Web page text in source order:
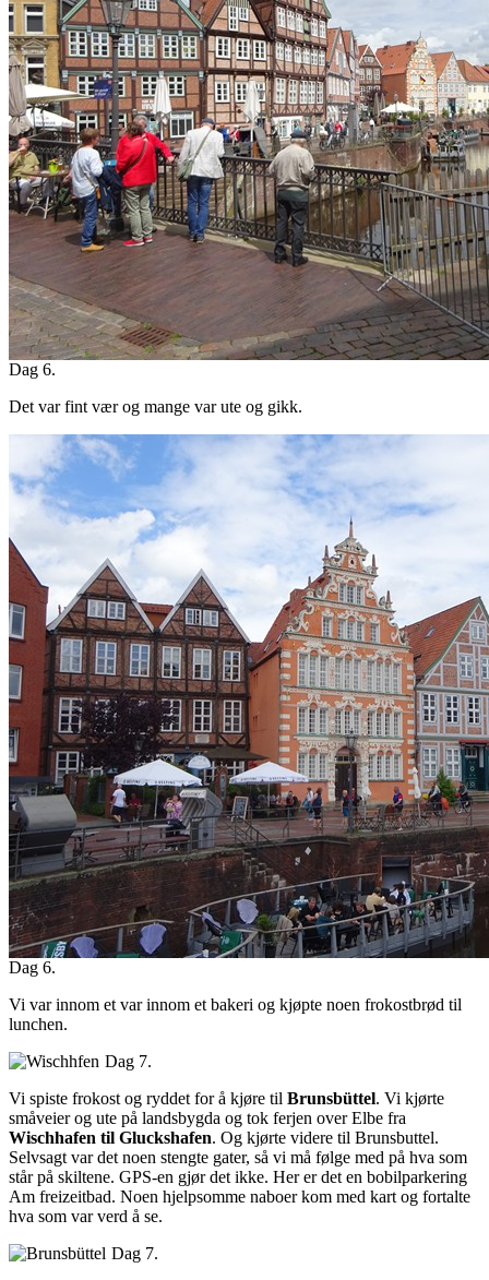
Dag 6.
Det var fint vær og mange var ute og gikk.
Dag 6.
Vi var innom et var innom et bakeri og kjøpte noen frokostbrød til
lunchen.
Dag 7.
Vi spiste frokost og ryddet for å kjøre til Brunsbüttel. Vi kjørte
småveier og ute på landsbygda og tok ferjen over Elbe fra
Wischhafen til Gluckshafen. Og kjørte videre til Brunsbuttel.
Selvsagt var det noen stengte gater, så vi må følge med på hva som
står på skiltene. GPS-en gjør det ikke. Her er det en bobilparkering
Am freizeitbad. Noen hjelpsomme naboer kom med kart og fortalte
hva som var verd å se.
Dag 7.